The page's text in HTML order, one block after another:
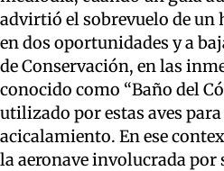
advirtió el sobrevuelo de un
en dos oportunidades y a
de Conservación, en las
conocido como “Baño del
utilizado por estas aves para
acicalamiento. En ese
la aeronave involucrada por